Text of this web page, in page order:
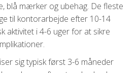
blå mærker og ubehag. De fleste
til kontorarbejde efter 10-14
aktivitet i 4-6 uger for at sikre
sig typisk først 3-6 måneder